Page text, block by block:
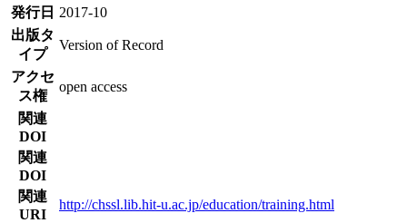
発行日 2017-10
出版タ
イプ
Version of Record
アクセ
ス権
open access
関連
DOI
関連
DOI
関連
URI
http://chssl.lib.hit-u.ac.jp/education/training.html